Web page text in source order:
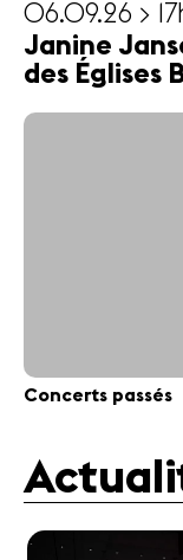
06.09.26 >
Janine
des Églises
Concerts passés